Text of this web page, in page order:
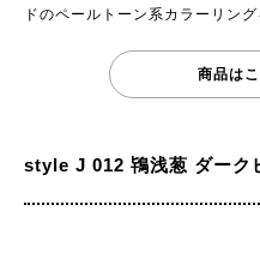
ドのペールトーン系カラーリング
商品は
style J 012 鴇浅葱 ダーク